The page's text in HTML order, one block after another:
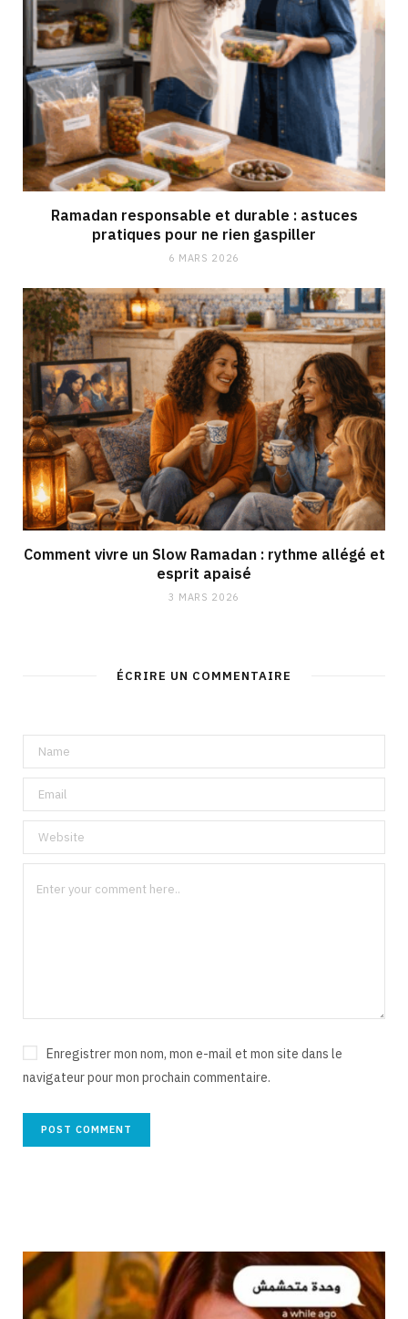
Ramadan responsable et durable : astuces
pratiques pour ne rien gaspiller
6 MARS 2026
Comment vivre un Slow Ramadan : rythme allégé et
esprit apaisé
3 MARS 2026
ÉCRIRE UN COMMENTAIRE
Enregistrer mon nom, mon e-mail et mon site dans le
navigateur pour mon prochain commentaire.